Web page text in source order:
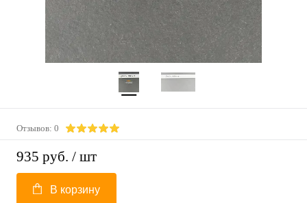
Отзывов: 0
935 руб. / шт
В корзину